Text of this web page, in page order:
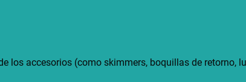
los accesorios (como skimmers, boquillas de retorno,